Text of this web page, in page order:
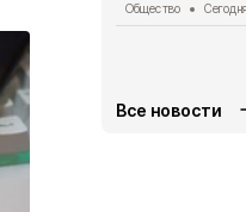
Общество
Все новости